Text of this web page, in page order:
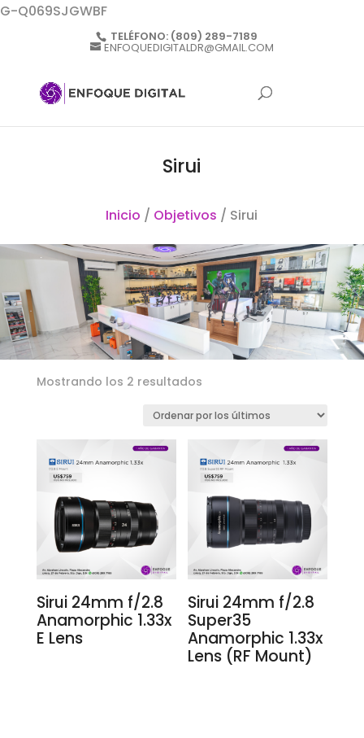
G-Q069SJGWBF
TELÉFONO: (809) 289-7189
ENFOQUEDIGITALDR@GMAIL.COM
Sirui
Inicio / Objetivos / Sirui
Mostrando los 2 resultadosOrdenado
los
Sirui 24mm f/2.8
Anamorphic 1.33x
E Lens
Sirui 24mm f/2.8
Super35
Anamorphic 1.33x
Lens (RF Mount)